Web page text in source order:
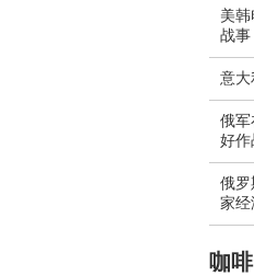
美
战事
意大
俄军
好作
俄罗
家经
咖